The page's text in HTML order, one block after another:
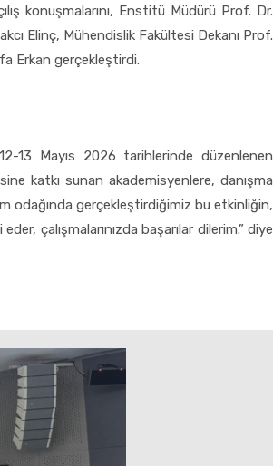
konuşmalarını, Enstitü Müdürü Prof. Dr.
Elinç, Mühendislik Fakültesi Dekanı Prof.
Erkan gerçekleştirdi.
13 Mayıs 2026 tarihlerinde düzenlenen
katkı sunan akademisyenlere, danışma
odağında gerçekleştirdiğimiz bu etkinliğin,
çalışmalarınızda başarılar dilerim.” diye